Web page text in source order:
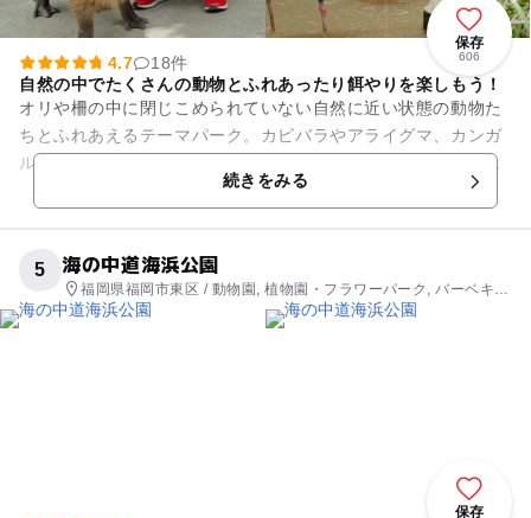
保存
606
4.7
18件
自然の中でたくさんの動物とふれあったり餌やりを楽しもう！
オリや柵の中に閉じこめられていない自然に近い状態の動物た
ちとふれあえるテーマパーク。カピバラやアライグマ、カンガ
ルー、カバ、リスザルやマーラなど、本当にいろいろな動物へ
のエサやりやふれあいの体験...続きをみる
5 海の中道海浜公園
福岡県福岡市東区 / 動物園, 植物園・フラワーパーク, バーベキュ
ー, 公園・総合公園
保存